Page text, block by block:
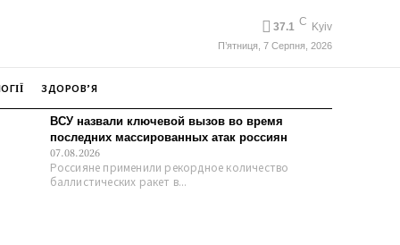
37.1 C Kyiv
П’ятниця, 7 Серпня, 2026
ЗДОРОВ’Я
ВСУ назвали ключевой вызов во время
последних массированных атак россиян
07.08.2026
Россияне применили рекордное количество
баллистических ракет в...